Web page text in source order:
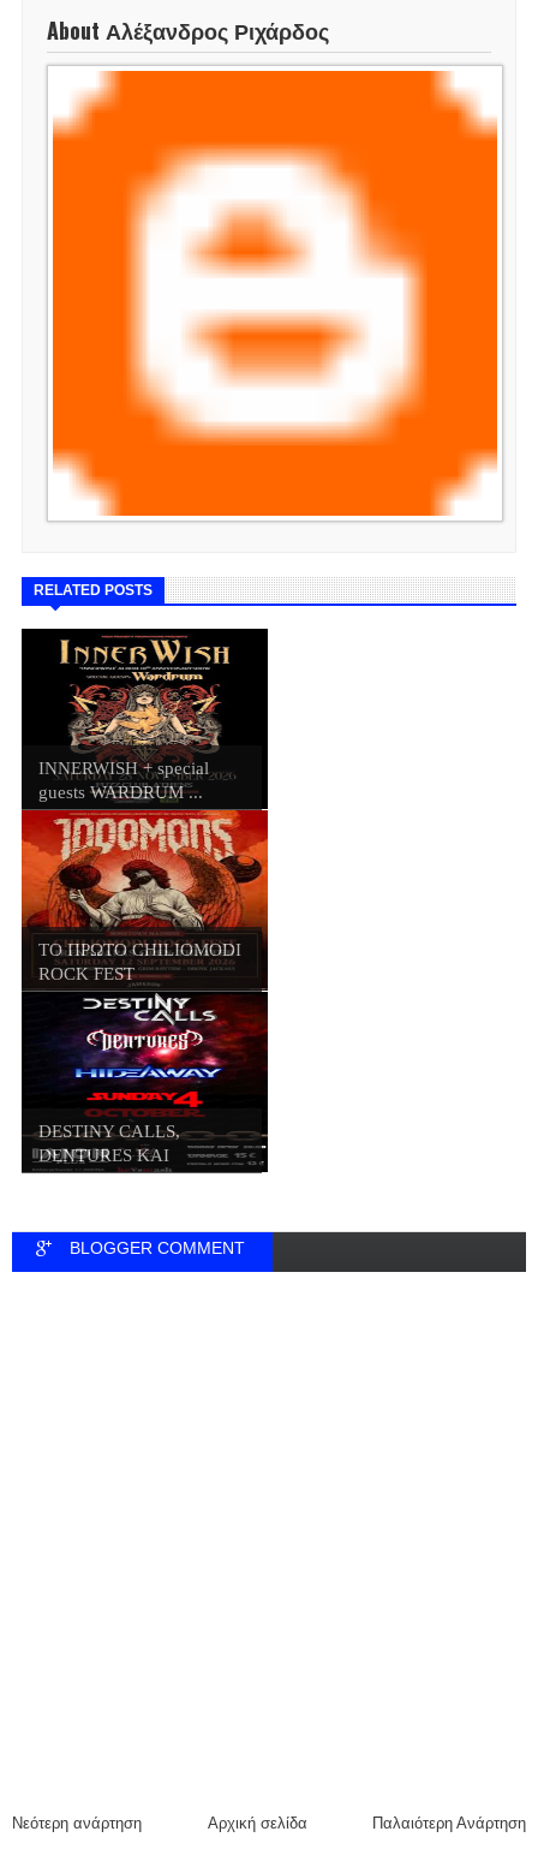
About Αλέξανδρος Ριχάρδος
RELATED POSTS
INNERWISH + special
guests WARDRUM ...
ΤΟ ΠΡΩΤΟ CHILIOMODI
ROCK FEST
DESTINY CALLS,
DENTURES ΚΑΙ
HIDEWAY...
BLOGGER COMMENT
Νεότερη ανάρτηση Παλαιότερη Ανάρτηση
Αρχική σελίδα